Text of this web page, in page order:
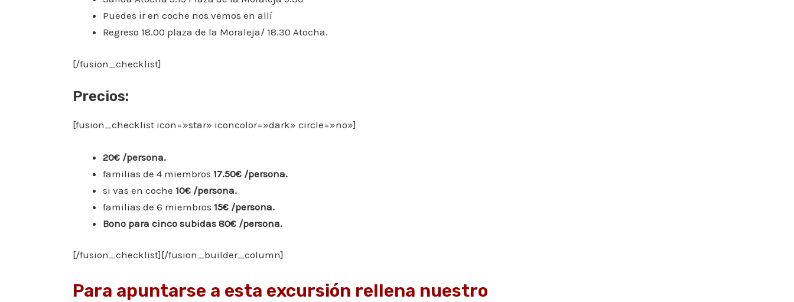
Puedes ir en coche nos vemos en allí
Regreso 18.00 plaza de la Moraleja/ 18.30 Atocha.
[/fusion_checklist]
Precios:
[fusion_checklist icon=»star» iconcolor=»dark» circle=»no»]
20€ /persona.
familias de 4 miembros 17.50€ /persona.
si vas en coche 10€ /persona.
familias de 6 miembros 15€ /persona.
Bono para cinco subidas 80€ /persona.
[/fusion_checklist][/fusion_builder_column]
Para apuntarse a esta excursión rellena nuestro